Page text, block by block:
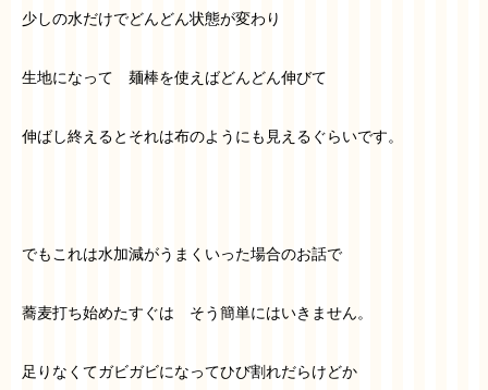
少しの水だけでどんどん状態が変わり
生地になって 麺棒を使えばどんどん伸びて
伸ばし終えるとそれは布のようにも見えるぐらいです。
でもこれは水加減がうまくいった場合のお話で
蕎麦打ち始めたすぐは そう簡単にはいきません。
足りなくてガビガビになってひび割れだらけどか